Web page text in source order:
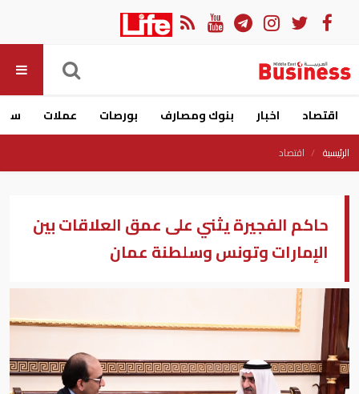
اقتصاد اخبار بنوك ومصارف بورصات عملات
الرئيسية اقتصاد
حاكم الفجيرة يثني على عمق العلاقات بين
الإمارات وتونس وسلطنة عمان